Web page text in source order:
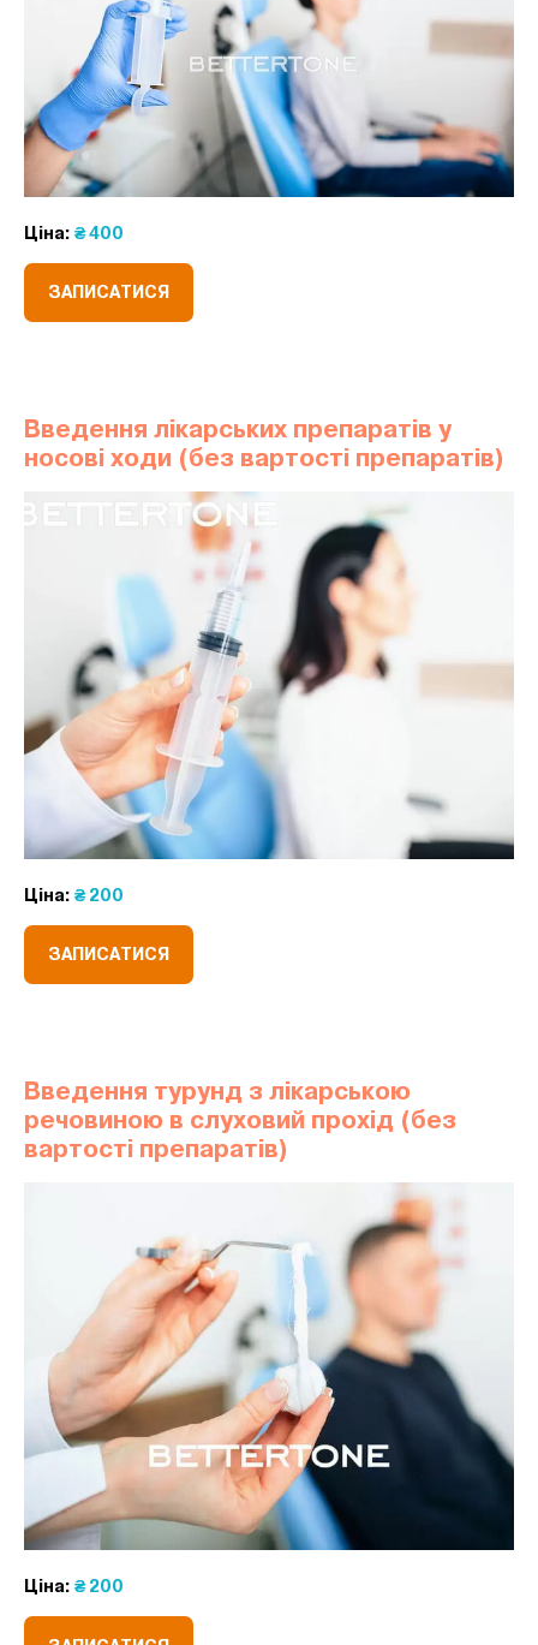
Ціна: ₴ 400
ЗАПИСАТИСЯ
Введення лікарських препаратів у
носові ходи (без вартості препаратів)
Ціна: ₴ 200
ЗАПИСАТИСЯ
Введення турунд з лікарською
речовиною в слуховий прохід (без
вартості препаратів)
Ціна: ₴ 200